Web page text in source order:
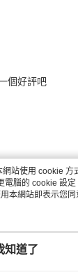
個好評吧
站使用 cookie 方
腦的 cookie 設定
本網站即表示您
知道了